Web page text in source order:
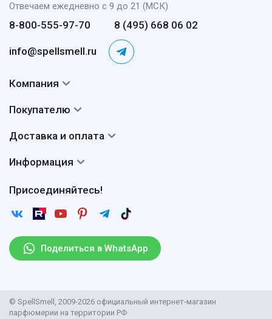
Отвечаем ежедневно с 9 до 21 (МСК)
8-800-555-97-70 8 (495) 668 06 02
info@spellsmell.ru
Поделиться в WhatsApp
Присоединяйтесь!
Компания
Авторы
Сертификаты
Покупателю
Вопросы и ответы
Отзывы
Статьи
Рассылка
Доставка и оплата
Доставка
Возврат
Информация
Пользовательское соглашение
Защита персональных данных
Правила продажи товаров (Постановление Правительства
Поставщикам
© SpellSmell, 2009-2026 официальный интернет-магазин
парфюмерии на территории РФ